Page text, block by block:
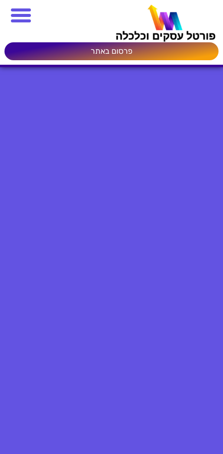
פרסום באתר